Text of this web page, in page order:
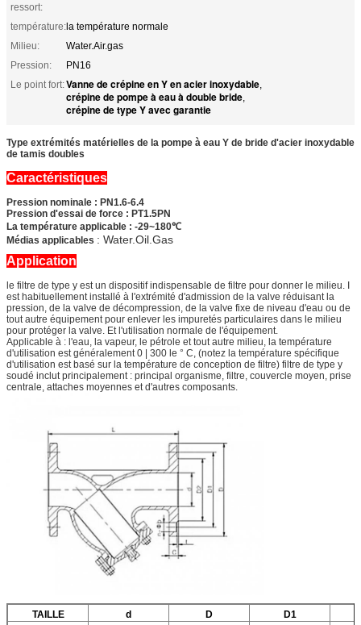
ressort:
température:la température normale
Milieu:
Water.Air.gas
Pression:
PN16
Le point fort:Vanne de crépine en Y en acier inoxydable,
crépine de pompe à eau à double bride,
crépine de type Y avec garantie
Type extrémités matérielles de la pompe à eau Y de bride d'acier inoxydable
de tamis doubles
Caractéristiques
Pression nominale : PN1.6-6.4
Pression d'essai de force : PT1.5PN
La température applicable : -29~180℃
Médias applicables : Water.Oil.Gas
Application
le filtre de type y est un dispositif indispensable de filtre pour donner le milieu. I
est habituellement installé à l'extrémité d'admission de la valve réduisant la
pression, de la valve de décompression, de la valve fixe de niveau d'eau ou de
tout autre équipement pour enlever les impuretés particulaires dans le milieu
pour protéger la valve. Et l'utilisation normale de l'équipement.
Applicable à : l'eau, la vapeur, le pétrole et tout autre milieu, la température
d'utilisation est généralement 0 | 300 le ° C, (notez la température spécifique
d'utilisation est basé sur la température de conception de filtre) filtre de type y
soudé inclut principalement : principal organisme, filtre, couvercle moyen, prise
centrale, attaches moyennes et d'autres composants.
TAILLE d D
D1